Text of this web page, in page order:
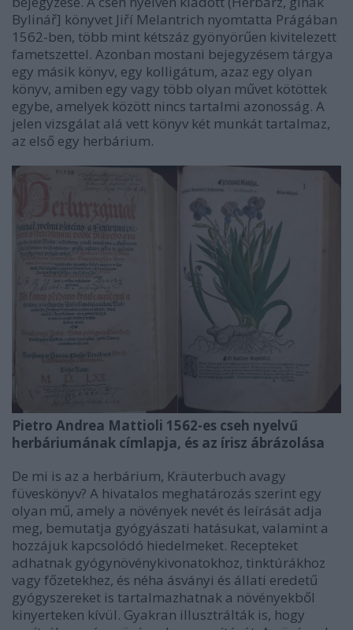
Bylinář] könyvet Jiří Melantrich nyomtatta Prágában
1562-ben, több mint kétszáz gyönyörűen kivitelezett
fametszettel. Azonban mostani bejegyzésem tárgya
egy másik könyv, egy kolligátum, azaz egy olyan
könyv, amiben egy vagy több olyan művet kötöttek
egybe, amelyek között nincs tartalmi azonosság. A
jelen vizsgálat alá vett könyv két munkát tartalmaz,
az első egy herbárium.
Pietro Andrea Mattioli 1562-es cseh nyelvű
herbáriumának címlapja, és az írisz ábrázolása
De mi is az a herbárium, Kräuterbuch avagy
füveskönyv? A hivatalos meghatározás szerint egy
olyan mű, amely a növények nevét és leírását adja
meg, bemutatja gyógyászati hatásukat, valamint a
hozzájuk kapcsolódó hiedelmeket. Recepteket
adhatnak gyógynövénykivonatokhoz, tinktúrákhoz
vagy főzetekhez, és néha ásványi és állati eredetű
gyógyszereket is tartalmazhatnak a növényekből
kinyerteken kívül. Gyakran illusztrálták is, hogy